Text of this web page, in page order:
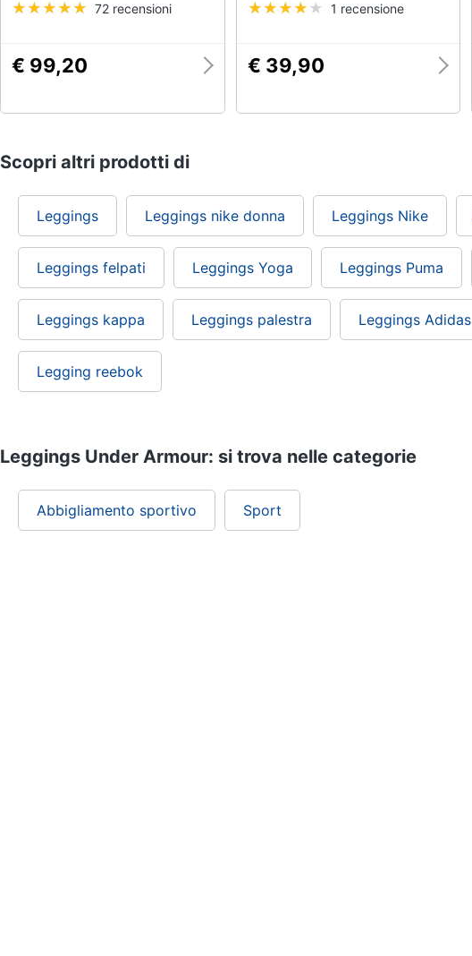
72 recensioni
€ 99,20
1 recensione
€ 39,90
Scopri altri prodotti di
Leggings Leggings nike donna Leggings Nike
Leggings felpati Leggings Yoga Leggings Puma
Leggings kappa Leggings palestra Leggings Adidas
Legging reebok
Leggings Under Armour: si trova nelle categorie
Abbigliamento sportivo Sport